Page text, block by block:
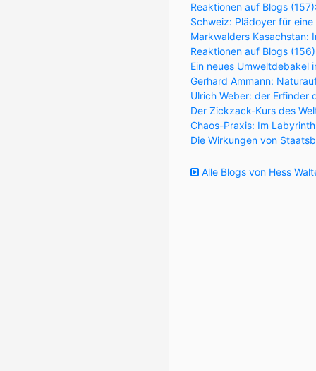
Reaktionen auf Blogs
Schweiz: Plädoyer für
Markwalders Kasachstan:
Reaktionen auf Blogs
Ein neues Umweltdebakel
Gerhard Ammann:
Ulrich Weber: der Erfinder
Der Zickzack-Kurs des
Chaos-Praxis: Im
Die Wirkungen von
Alle Blogs von Hess